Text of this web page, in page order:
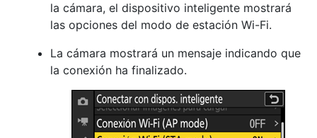
la cámara, el dispositivo inteligente mostrará
las opciones del modo de estación Wi-Fi.
La cámara mostrará un mensaje indicando que
la conexión ha finalizado.